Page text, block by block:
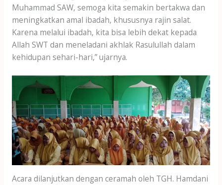
Muhammad SAW, semoga kita semakin bertakwa dan
meningkatkan amal ibadah, khususnya rajin salat.
Karena melalui ibadah, kita bisa lebih dekat kepada
Allah SWT dan meneladani akhlak Rasulullah dalam
kehidupan sehari-hari,” ujarnya.
Acara dilanjutkan dengan ceramah oleh TGH. Hamdani